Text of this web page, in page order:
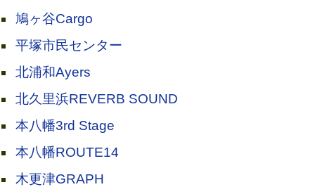
鳩ヶ谷Cargo
平塚市民センター
北浦和Ayers
北久里浜REVERB SOUND
本八幡3rd Stage
本八幡ROUTE14
木更津GRAPH